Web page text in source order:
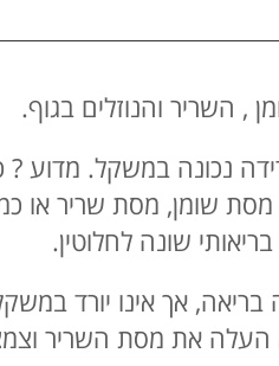
נכונה במשקל. מדוע ?
שומן, מסת שריר או
שונה לחלוטין.
בריאה, אך אינו יורד
העלה את מסת השריר